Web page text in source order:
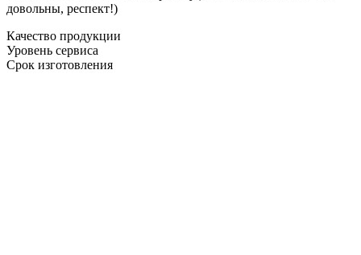
довольны, респект!)
Качество продукции
Уровень сервиса
Срок изготовления